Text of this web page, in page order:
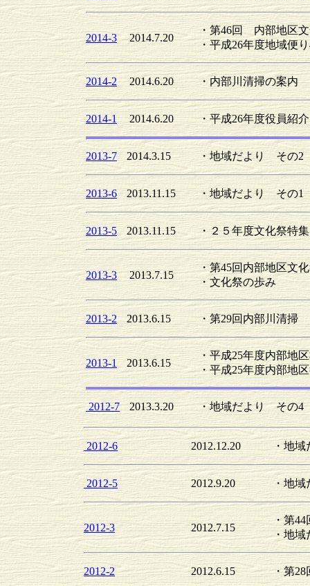
2014-3 2014.7.20
・第46回 内部地区
・平成26年度地域便
2014-2 2014.6.20 ・内部川清掃の案内
2014-1 2014.6.20 ・平成26年度役員紹介
2013-7 2014.3.15 ・地域だより その2
2013-6 2013.11.15 ・地域だより その1
2013-5 2013.11.15 ・２５年度文化祭特集
2013-3 2013.7.15
・第45回内部地区文
・文化祭の歩み
2013-2 2013.6.15 ・第29回内部川清掃
2013-1 2013.6.15
・平成25年度内部地
・平成25年度内部地
2012-7 2013.3.20 ・地域だより その4
2012-6 2012.12.20 ・地域
2012-5 2012.9.20 ・地域
2012-3 2012.7.15
・第44
・地域
2012-2 2012.6.15 ・第28